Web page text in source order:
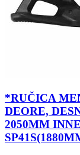
*RUČICA
DEORE,
2050MM